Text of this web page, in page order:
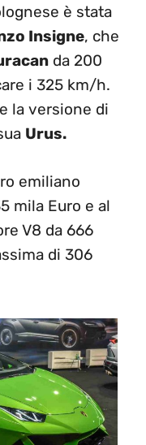
è stata
Insigne, che
da 200
i 325 km/h.
la versione di
Urus.
emiliano
mila Euro e al
V8 da 666
di 306